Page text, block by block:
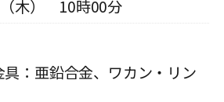
木） 10時00分
：亜鉛合金、ワカン・リン